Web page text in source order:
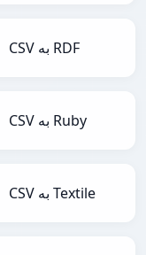
CSV به RDF
CSV به Ruby
CSV به Textile